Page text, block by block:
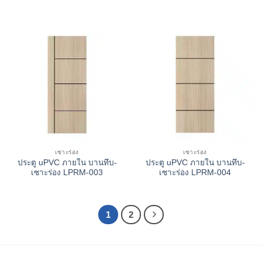
เซาะร่อง
ประตู uPVC ภายใน บานทึบ-
เซาะร่อง LPRM-003
เซาะร่อง
ประตู uPVC ภายใน บานทึบ-
เซาะร่อง LPRM-004
1 2